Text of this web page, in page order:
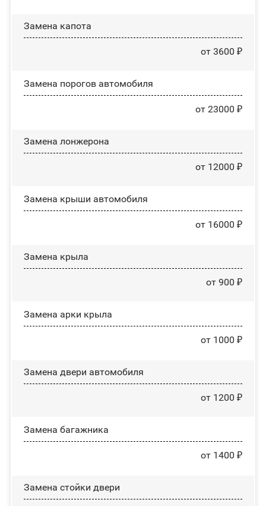
Замена капота
от 3600 ₽
Замена порогов автомобиля
от 23000 ₽
Замена лонжерона
от 12000 ₽
Замена крыши автомобиля
от 16000 ₽
Замена крыла
от 900 ₽
Замена арки крыла
от 1000 ₽
Замена двери автомобиля
от 1200 ₽
Замена багажника
от 1400 ₽
Зaмeнa cтoйĸи двepи